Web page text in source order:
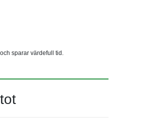
sparar värdefull tid.